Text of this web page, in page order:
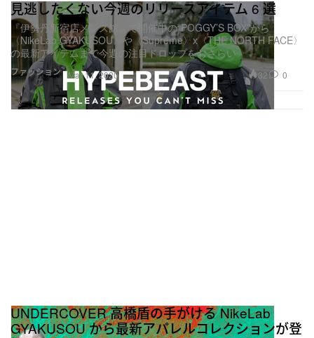
ファッション
見逃したくない今週のリリースアイテム 6 選
『伊勢丹新宿店メンズ館』で開催中の“POGGY’S BOX”から
〈NikeLab GYAKUSOU〉や〈Supreme〉x〈THE NORTH FACE〉
の最新アイテムまで今週の注目ドロップをおさらい
Mar 11, 2020 32 0
UNDERCOVER 高橋盾の手がける NikeLab
GYAKUSOU から最新アパレルコレクションが登